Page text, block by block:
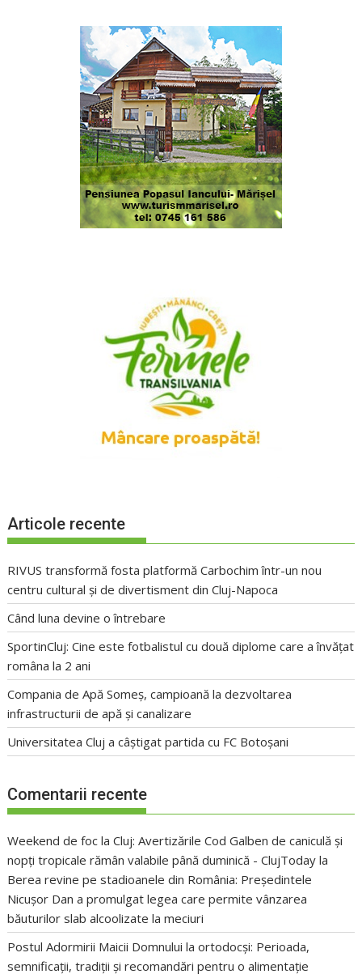
Articole recente
RIVUS transformă fosta platformă Carbochim într-un nou
centru cultural și de divertisment din Cluj-Napoca
Când luna devine o întrebare
SportinCluj: Cine este fotbalistul cu două diplome care a învățat
româna la 2 ani
Compania de Apă Someș, campioană la dezvoltarea
infrastructurii de apă și canalizare
Universitatea Cluj a câștigat partida cu FC Botoșani
Comentarii recente
Weekend de foc la Cluj: Avertizările Cod Galben de caniculă și
nopți tropicale rămân valabile până duminică - ClujToday la
Berea revine pe stadioanele din România: Președintele
Nicușor Dan a promulgat legea care permite vânzarea
băuturilor slab alcoolizate la meciuri
Postul Adormirii Maicii Domnului la ortodocși: Perioada,
semnificații, tradiții și recomandări pentru o alimentație